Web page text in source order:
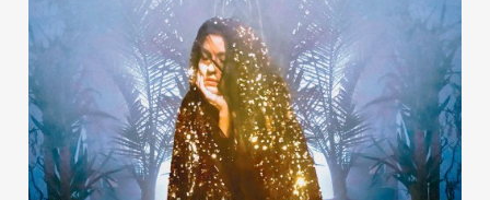
Home
Cover Story
Publicidad
Contacto